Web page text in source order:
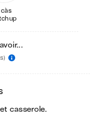
càs
casserole.